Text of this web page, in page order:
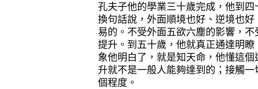
孔夫子他的學業三十歲完成，他到
換句話說，外面順境也好、逆境也
易的。不受外面五欲六塵的影響，
提升。到五十歲，他就真正通達明
象他明白了，就是知天命，他懂這
升就不是一般人能夠達到的；接觸
個程度。